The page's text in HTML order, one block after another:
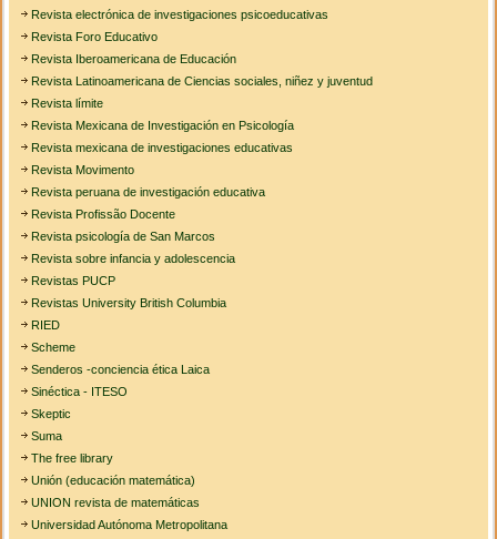
Revista electrónica de investigaciones psicoeducativas
Revista Foro Educativo
Revista Iberoamericana de Educación
Revista Latinoamericana de Ciencias sociales, niñez y juventud
Revista límite
Revista Mexicana de Investigación en Psicología
Revista mexicana de investigaciones educativas
Revista Movimento
Revista peruana de investigación educativa
Revista Profissão Docente
Revista psicología de San Marcos
Revista sobre infancia y adolescencia
Revistas PUCP
Revistas University British Columbia
RIED
Scheme
Senderos -conciencia ética Laica
Sinéctica - ITESO
Skeptic
Suma
The free library
Unión (educación matemática)
UNION revista de matemáticas
Universidad Autónoma Metropolitana